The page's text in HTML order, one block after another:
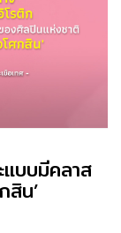
แบบมีคลาส
น’